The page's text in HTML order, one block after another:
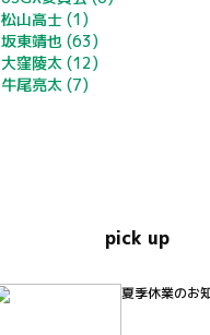
松山高士 (1)
坂東靖也 (63)
大窪陵太 (12)
牛尾亮太 (7)
pick up
夏季休業のお